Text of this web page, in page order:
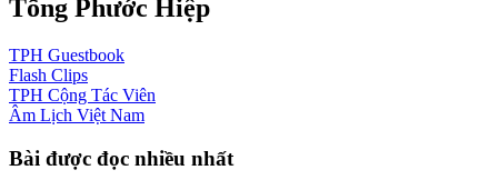
Tống Phước Hiệp
TPH Guestbook
Flash Clips
TPH Cộng Tác Viên
Âm Lịch Việt Nam
Bài được đọc nhiều nhất